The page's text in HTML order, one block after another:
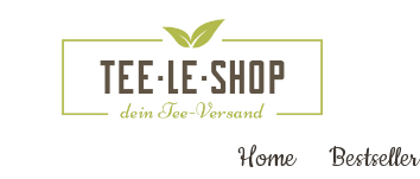
Home Bestseller